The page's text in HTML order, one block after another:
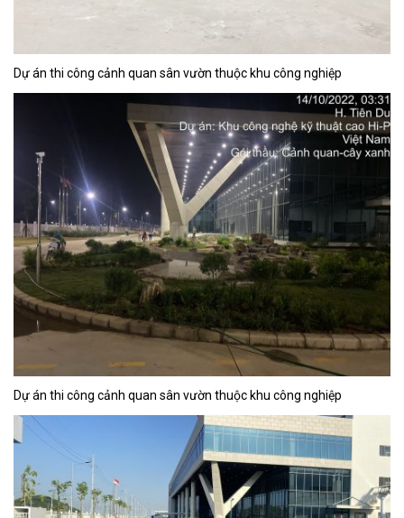
Dự án thi công cảnh quan sân vườn thuộc khu công nghiệp
Dự án thi công cảnh quan sân vườn thuộc khu công nghiệp